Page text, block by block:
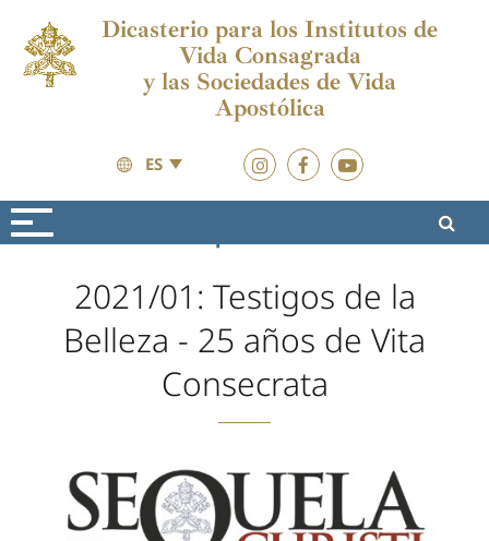
Dicasterio para los Institutos de
Vida Consagrada
y las Sociedades de Vida
Apostólica
ES
2021/01: Testigos de la
Belleza - 25 años de Vita
Consecrata